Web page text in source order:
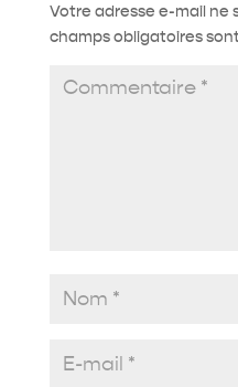
Votre adresse e-mail ne
champs obligatoires